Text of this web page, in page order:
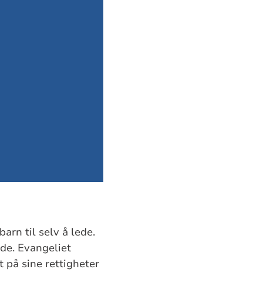
til selv å lede.
Evangeliet
på sine rettigheter